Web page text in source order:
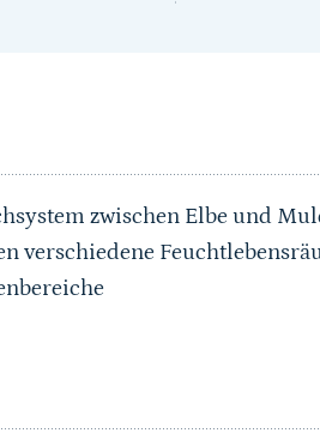
zwischen Elbe und
verschiedene